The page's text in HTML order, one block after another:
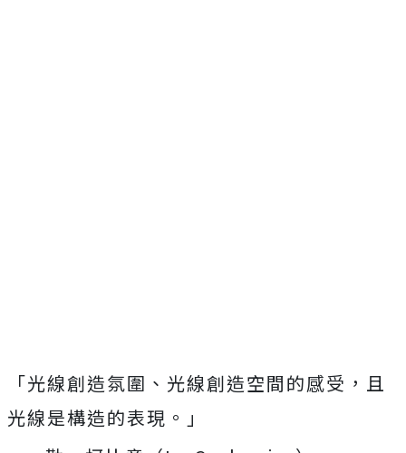
「光線創造氛圍、光線創造空間的感受，且
光線是構造的表現。」